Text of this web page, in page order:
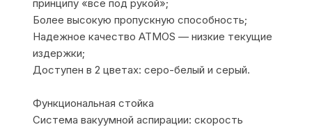
принципу «все под рукой»;
Более высокую пропускную способность;
Надежное качество ATMOS — низкие текущие
издержки;
Доступен в 2 цветах: серо-белый и серый.
Функциональная стойка
Система вакуумной аспирации: скорость